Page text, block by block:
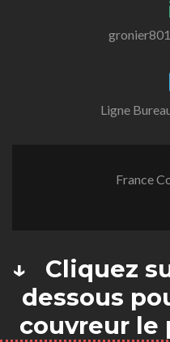
Ligne
France
↓ Cliquez
dessous
couvreur